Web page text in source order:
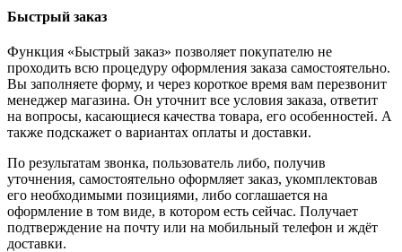
Быстрый заказ
Функция «Быстрый заказ» позволяет покупателю не
проходить всю процедуру оформления заказа самостоятельно.
Вы заполняете форму, и через короткое время вам перезвонит
менеджер магазина. Он уточнит все условия заказа, ответит
на вопросы, касающиеся качества товара, его особенностей. А
также подскажет о вариантах оплаты и доставки.
По результатам звонка, пользователь либо, получив
уточнения, самостоятельно оформляет заказ, укомплектовав
его необходимыми позициями, либо соглашается на
оформление в том виде, в котором есть сейчас. Получает
подтверждение на почту или на мобильный телефон и ждёт
доставки.